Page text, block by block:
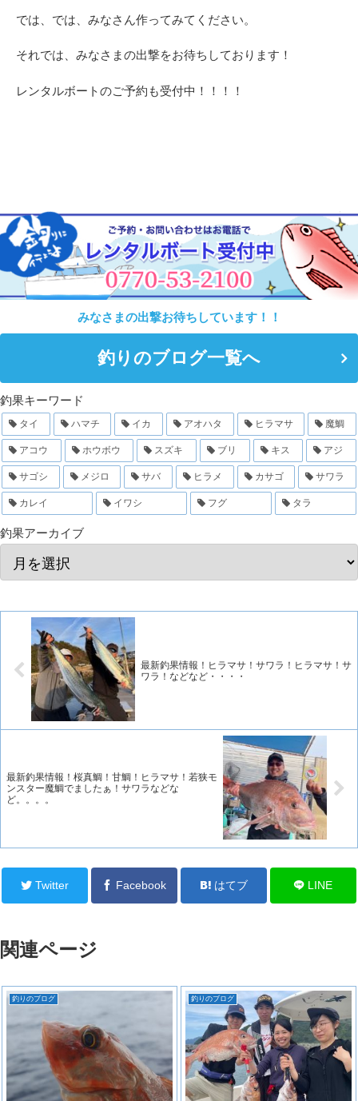
では、では、みなさん作ってみてください。
それでは、みなさまの出撃をお待ちしております！
レンタルボートのご予約も受付中！！！！
みなさまの出撃お待ちしています！！
釣りのブログ一覧へ
釣果キーワード
タイ ハマチ イカ アオハタ ヒラマサ 魔鯛
アコウ ホウボウ スズキ ブリ キス アジ
サゴシ メジロ サバ ヒラメ カサゴ サワラ
カレイ イワシ フグ タラ
釣果アーカイブ
最新釣果情報！ヒラマサ！サワラ！ヒラマサ！サ
ワラ！などなど・・・・
最新釣果情報！桜真鯛！甘鯛！ヒラマサ！若狭モ
ンスター魔鯛でましたぁ！サワラなどな
ど。。。。
Twitter Facebook はてブ LINE
関連ページ
釣りのブログ 釣りのブログ